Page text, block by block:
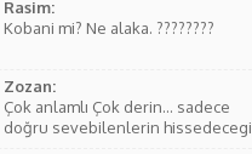
Rasim:
Kobani mi? Ne alaka. ????????
Zozan:
Çok anlamlı Çok derin... sadece
doğru sevebilenlerin hissedecegi